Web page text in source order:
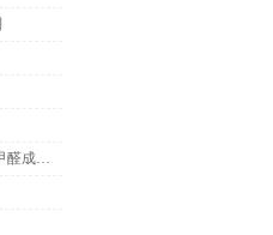
你还在怀疑亚克力花瓶吗？-产品无毒、无铅、无甲醛成分。